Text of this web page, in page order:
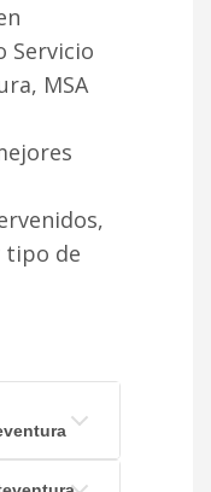
Servicio
MSA
tipo de